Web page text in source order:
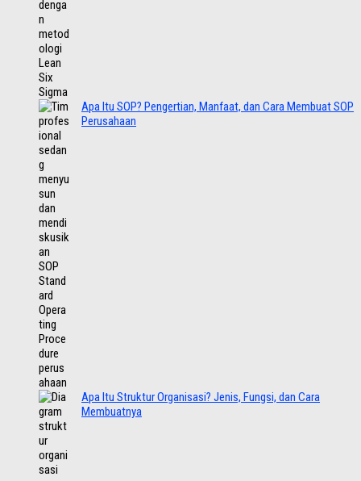
Apa Itu SOP? Pengertian, Manfaat, dan Cara Membuat SOP
Perusahaan
Apa Itu Struktur Organisasi? Jenis, Fungsi, dan Cara
Membuatnya